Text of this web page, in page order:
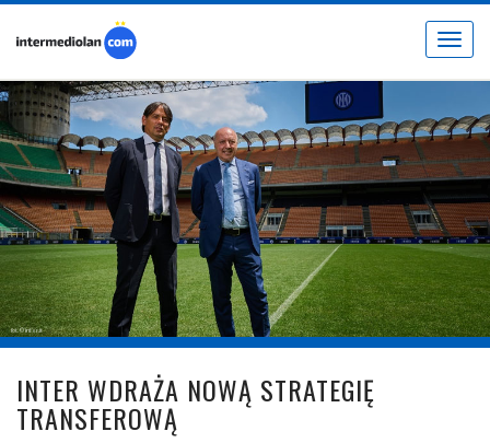
Toggle
fot. © inter.it
INTER WDRAŻA NOWĄ STRATEGIĘ
TRANSFEROWĄ